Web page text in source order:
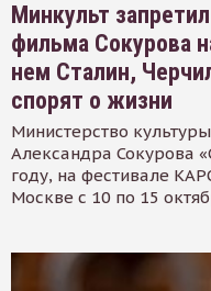
Минкульт
фильма Сокурова
нем Сталин,
спорят о жизни
Министерство
Александра Сокурова
году, на фестивале
Москве с 10 по 15